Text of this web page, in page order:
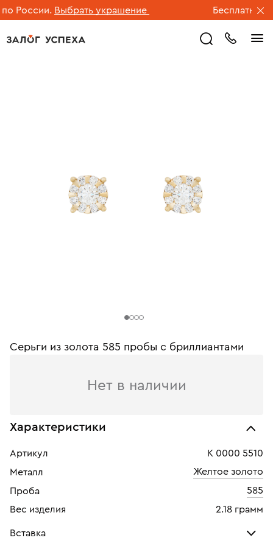
России. Выбрать украшение Бесплатная
Серьги из золота 585 пробы c бриллиантами
Нет в наличии
Характеристики
Артикул
К 0000 5510
Металл
Желтое золото
Проба
585
Вес изделия
2.18 грамм
Вставка